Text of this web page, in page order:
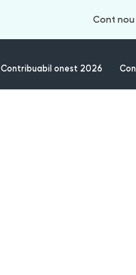
Cont nou
Contribuabil onest 2026